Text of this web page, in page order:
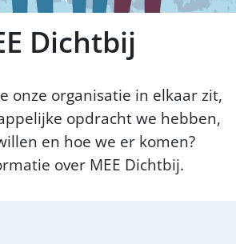
Dichtbij
onze organisatie in elkaar zit,
opdracht we hebben,
en hoe we er komen?
over MEE Dichtbij.